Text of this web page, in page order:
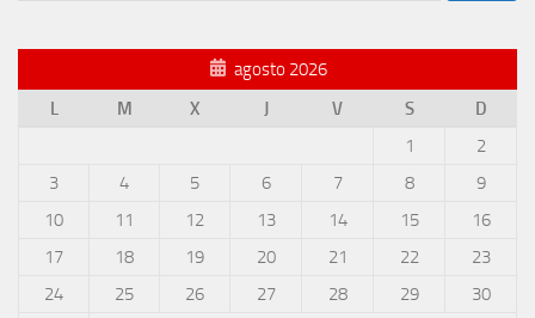
agosto 2026
L
M X J V S
D
1
2
3
4 5 6 7 8
9
10
11 12 13 14 15
16
17
18 19 20 21 22
23
24
25 26 27 28 29
30